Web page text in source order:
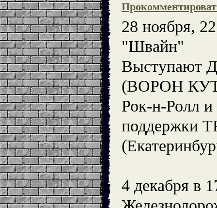
28 ноября,
"Швайн"
Выступают
(ВОРОН
Рок-н-Ролл и
поддержки
4 декабря в